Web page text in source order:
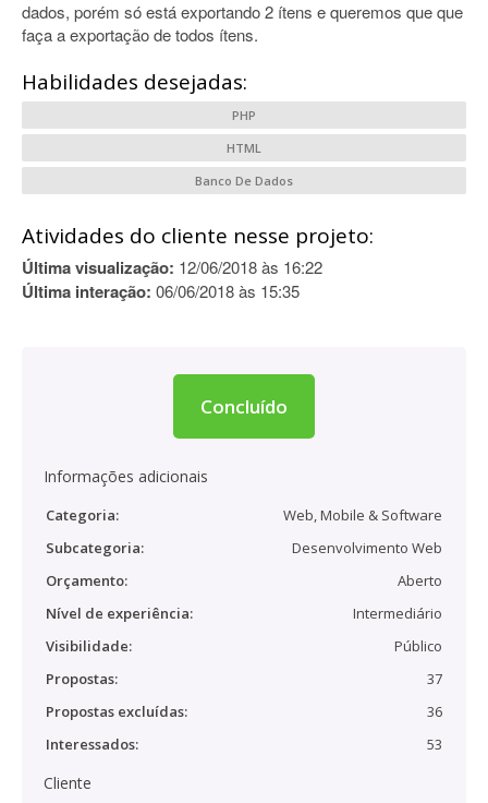
dados, porém só está exportando 2 ítens e queremos que que
faça a exportação de todos ítens.
Habilidades desejadas:
PHP
HTML
Banco De Dados
Atividades do cliente nesse projeto:
Última visualização: 12/06/2018 às 16:22
Última interação: 06/06/2018 às 15:35
Concluído
Informações adicionais
Categoria:
Web, Mobile & Software
Subcategoria:
Desenvolvimento Web
Orçamento:
Aberto
Nível de experiência:
Intermediário
Visibilidade:
Público
Propostas:
37
Propostas excluídas:
36
Interessados:
53
Cliente